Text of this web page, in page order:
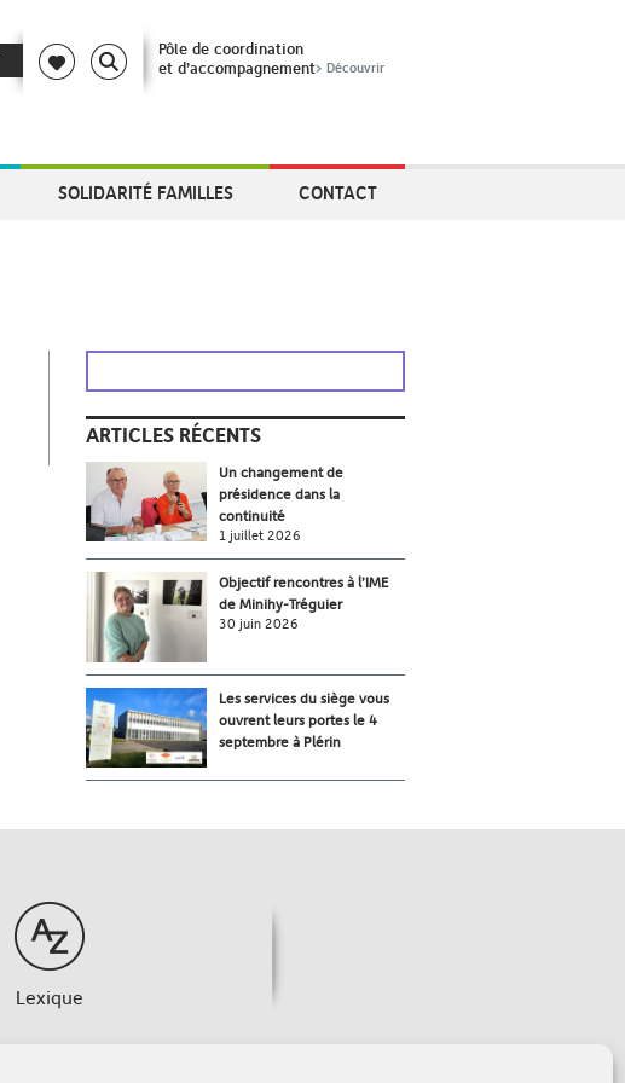
Pôle de coordination
et d’accompagnement> Découvrir
SOLIDARITÉ FAMILLES CONTACT
ARTICLES RÉCENTS
Un changement de
présidence dans la
continuité
1 juillet 2026
Objectif rencontres à l’IME
de Minihy-Tréguier
30 juin 2026
Les services du siège vous
ouvrent leurs portes le 4
septembre à Plérin
Lexique